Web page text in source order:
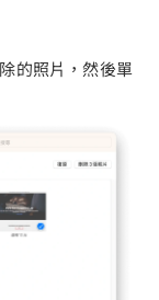
的照片，然後單